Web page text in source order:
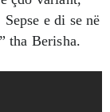
e di se në
tha Berisha.